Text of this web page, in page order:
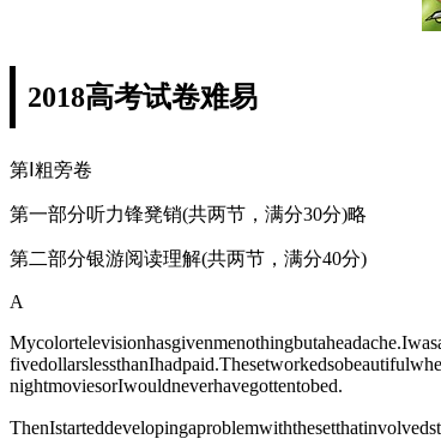
2018高考试卷难易
第Ⅰ粗旁卷
第一部分听力锋凳销(共两节，满分30分)略
第二部分银游阅读理解(共两节，满分40分)
A
nightmoviesorIwouldneverhavegottentobed.